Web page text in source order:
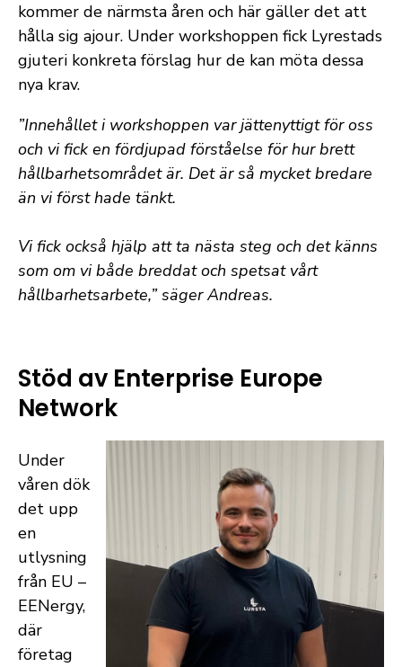
kommer de närmsta åren och här gäller det att
hålla sig ajour. Under workshoppen fick Lyrestads
gjuteri konkreta förslag hur de kan möta dessa
nya krav.
”Innehållet i workshoppen var jättenyttigt för oss
och vi fick en fördjupad förståelse för hur brett
hållbarhetsområdet är. Det är så mycket bredare
än vi först hade tänkt.
Vi fick också hjälp att ta nästa steg och det känns
som om vi både breddat och spetsat vårt
hållbarhetsarbete,” säger Andreas.
Stöd av Enterprise Europe
Network
Under
våren dök
det upp
en
utlysning
från EU –
EENergy,
där
företag